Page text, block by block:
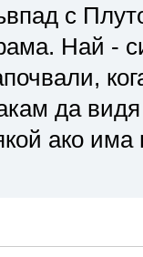
с
Най -
да видя
ако има